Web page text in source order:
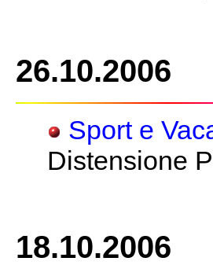
26.10.2006
Sport e
Distensione
18.10.2006